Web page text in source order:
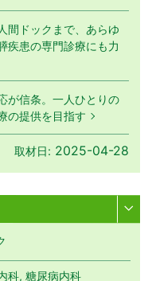
間ドックまで、あらゆ
疾患の専門診療にも力
が信条。一人ひとりの
の提供を目指す
取材日: 2025-04-28
科, 糖尿病内科